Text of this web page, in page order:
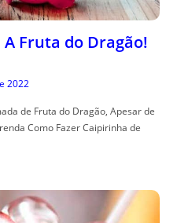
Fruta do Dragão!
2022
de Fruta do Dragão, Apesar de
Como Fazer Caipirinha de